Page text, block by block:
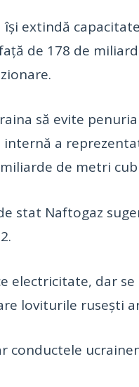
îşi extindă
de 178 de
să evite
internă a
de metri
stat Naftogaz
electricitate, dar
loviturile ruseşti
conductele